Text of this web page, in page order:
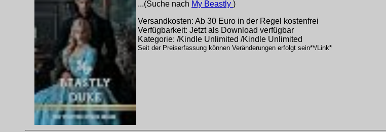
...(Suche nach My Beastly )
Versandkosten: Ab 30 Euro in der Regel kostenfrei
Verfügbarkeit: Jetzt als Download verfügbar
Kategorie: /Kindle Unlimited /Kindle Unlimited
Seit der Preiserfassung können Veränderungen erfolgt sein**/Link*